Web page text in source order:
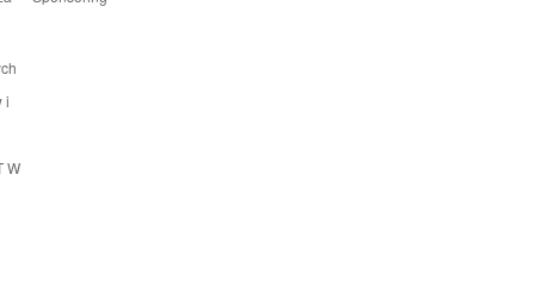
i
W